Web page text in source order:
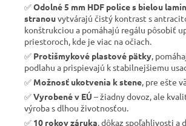
✅Odolné 5 mm HDF police s bielou
stranouvytvárajú čistý kontrast s
konštrukciou a pomáhajú regálu pôsobiť
priestoroch, kde je viac na očiach.
✅ Protišmykové plastové pätky ,
podlahu a prispievajú k stabilnejšiemu
✅ Možnosť ukotvenia k stene , pre ešte
✅Vyrobené v EÚ – žiadny dovoz, ale
výroba s dlhou životnosťou.
✅ 10 rokov záruka , dôkaz spoľahlivosti a